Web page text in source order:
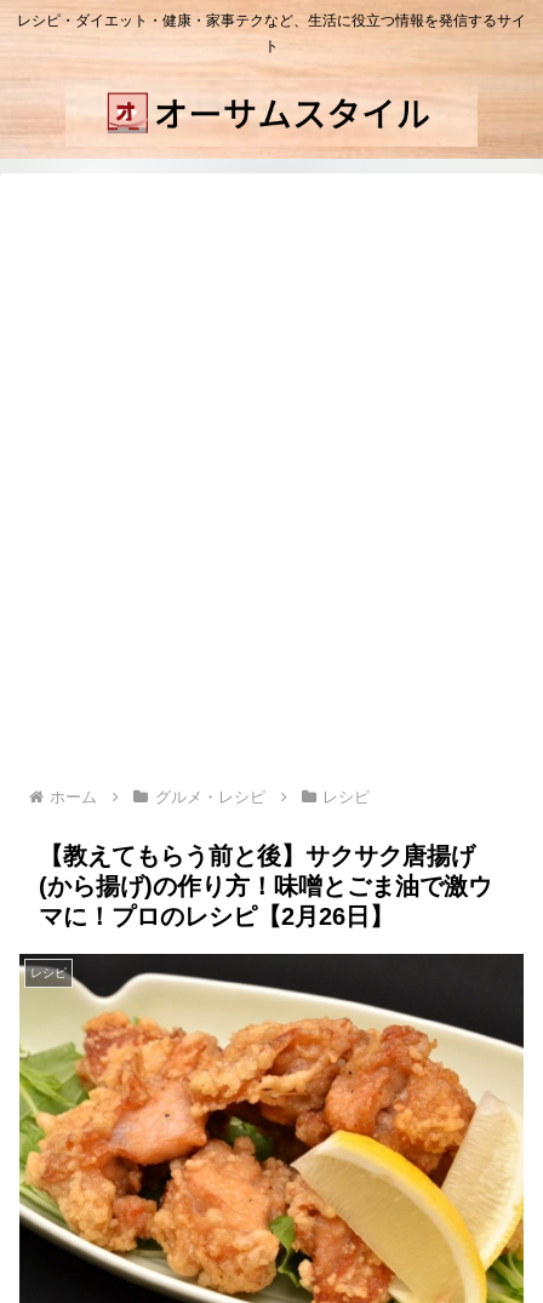
レシピ・ダイエット・健康・家事テクなど、生活に役立つ情報を発信するサイ
ト
ホーム グルメ・レシピ レシピ
【教えてもらう前と後】サクサク唐揚げ
(から揚げ)の作り方！味噌とごま油で激ウ
マに！プロのレシピ【2月26日】
レシピ